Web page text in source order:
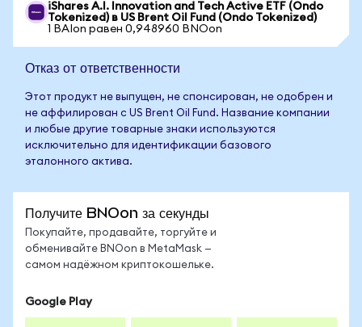
iShares A.I. Innovation and Tech Active ETF (Ondo
Tokenized) в US Brent Oil Fund (Ondo Tokenized)
1 BAIon равен 0,948960 BNOon
Отказ от ответственности
Этот продукт не выпущен, не спонсирован, не одобрен и
не аффилирован с US Brent Oil Fund. Название компании
и любые другие товарные знаки используются
исключительно для идентификации базового
эталонного актива.
Получите BNOon за секунды
Покупайте, продавайте, торгуйте и
обменивайте BNOon в MetaMask —
самом надёжном криптокошельке.
Google Play